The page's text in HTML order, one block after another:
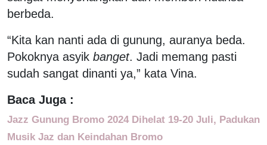
berbeda.
“Kita kan nanti ada di gunung, auranya beda.
Pokoknya asyik banget. Jadi memang pasti
sudah sangat dinanti ya,” kata Vina.
Baca Juga :
Jazz Gunung Bromo 2024 Dihelat 19-20 Juli, Padukan
Musik Jaz dan Keindahan Bromo